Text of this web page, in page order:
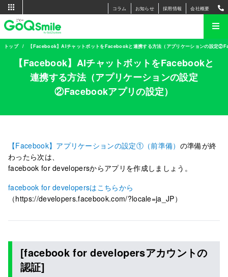
コラム お知らせ 採用情報 会社概要
トップ 【Facebook】AIチャットボットをFacebookと連携する方法（アプリケーションの設定
【Facebook】AIチャットボットをFacebookと
連携する方法（アプリケーションの設定
②Facebookアプリの設定）
【Facebook】アプリケーションの設定①（前準備） の準備が終
わったら次は、
facebook for developersからアプリを作成しましょう。
facebook for developersはこちらから
（https://developers.facebook.com/?locale=ja_JP）
[facebook for developersアカウントの
認証]